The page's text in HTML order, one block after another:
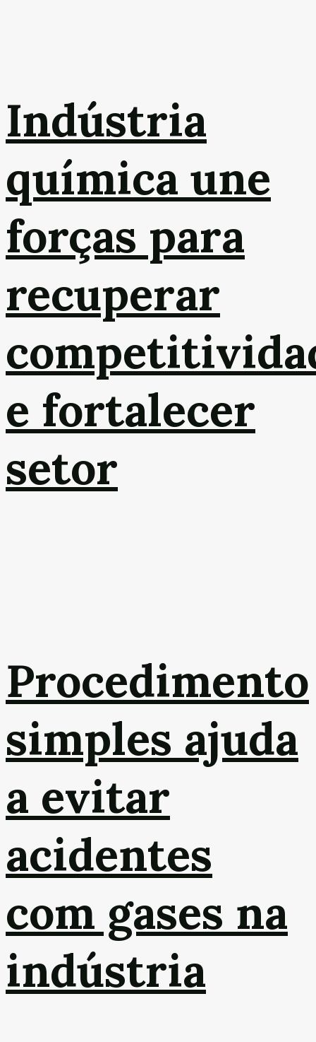
Indústria
química une
forças para
recuperar
e fortalecer
setor
Procedimento
simples ajuda
a evitar
acidentes
com gases na
indústria